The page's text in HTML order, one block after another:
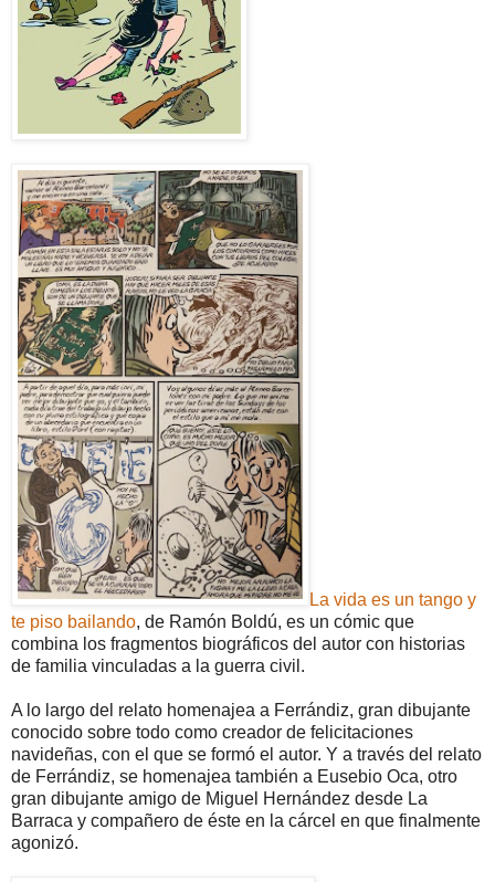
La vida es un tango y
te piso bailando, de Ramón Boldú, es un cómic que
combina los fragmentos biográficos del autor con historias
de familia vinculadas a la guerra civil.
A lo largo del relato homenajea a Ferrándiz, gran dibujante
conocido sobre todo como creador de felicitaciones
navideñas, con el que se formó el autor. Y a través del relato
de Ferrándiz, se homenajea también a Eusebio Oca, otro
gran dibujante amigo de Miguel Hernández desde La
Barraca y compañero de éste en la cárcel en que finalmente
agonizó.